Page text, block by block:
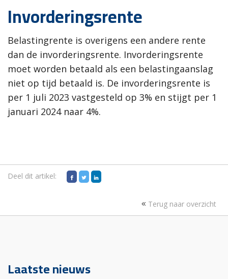
Invorderingsrente
Belastingrente is overigens een andere rente
dan de invorderingsrente. Invorderingsrente
moet worden betaald als een belastingaanslag
niet op tijd betaald is. De invorderingsrente is
per 1 juli 2023 vastgesteld op 3% en stijgt per 1
januari 2024 naar 4%.
Deel dit artikel:
Terug naar overzicht
Laatste nieuws